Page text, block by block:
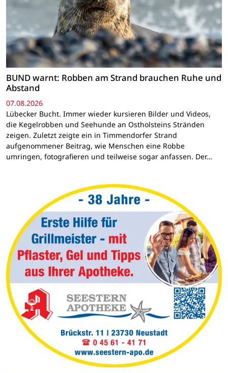
BUND warnt: Robben am Strand brauchen Ruhe und
Abstand
07.08.2026
Lübecker Bucht. Immer wieder kursieren Bilder und Videos,
die Kegelrobben und Seehunde an Ostholsteins Stränden
zeigen. Zuletzt zeigte ein in Timmendorfer Strand
aufgenommener Beitrag, wie Menschen eine Robbe
umringen, fotografieren und teilweise sogar anfassen. Der…